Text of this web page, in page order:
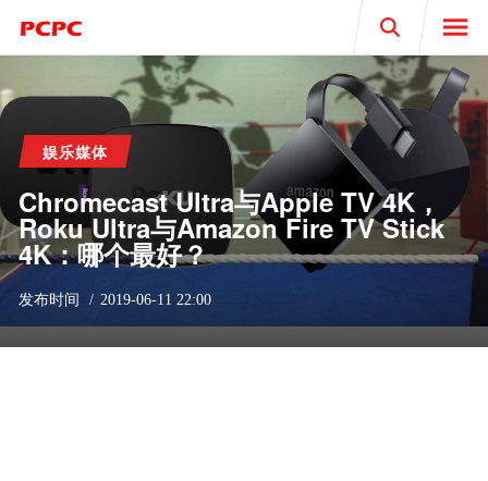
Search
娱乐媒体
Chromecast Ultra与Apple TV 4K，
Roku Ultra与Amazon Fire TV Stick
4K：哪个最好？
发布时间 2019-06-11 22:00